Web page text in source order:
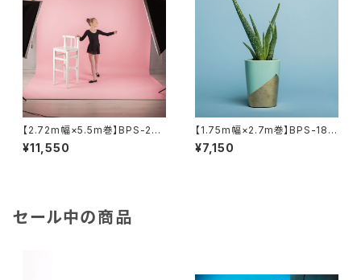
【2.72m幅×5.5m巻】BPS-270
5 全50色 スーペリア背景紙
¥11,550
【1.75m幅×2.7m巻】BPS-180
0 全50色 スーペリア背景紙
¥7,150
セール中の商品